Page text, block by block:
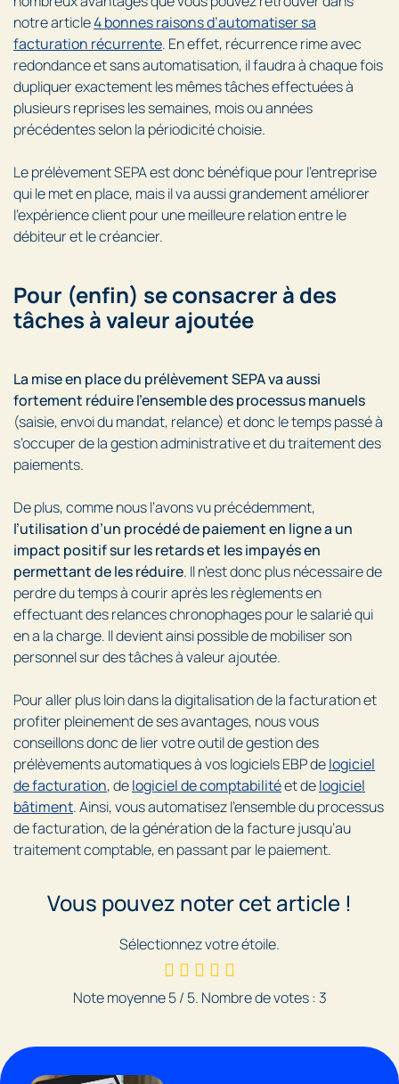
notre article4 bonnes raisons d’automatiser sa
facturation récurrente. En effet, récurrence rime avec
redondance et sans automatisation, il faudra à chaque fois
dupliquer exactement les mêmes tâches effectuées à
plusieurs reprises les semaines, mois ou années
précédentes selon la périodicité choisie.
Le prélèvement SEPA est donc bénéfique pour l’entreprise
qui le met en place, mais il va aussi grandement améliorer
l’expérience client pour une meilleure relation entre le
débiteur et le créancier.
Pour (enfin) se consacrer à des
tâches à valeur ajoutée
La mise en place du prélèvement SEPA va aussi
fortement réduire l’ensemble des processus manuels
(saisie, envoi du mandat, relance) et donc le temps passé à
s’occuper de la gestion administrative et du traitement des
paiements.
De plus, comme nous l’avons vu précédemment,
l’utilisation d’un procédé de paiement en ligne a un
impact positif sur les retards et les impayés en
permettant de les réduire. Il n’est donc plus nécessaire de
perdre du temps à courir après les règlements en
effectuant des relances chronophages pour le salarié qui
en a la charge. Il devient ainsi possible de mobiliser son
personnel sur des tâches à valeur ajoutée.
Pour aller plus loin dans la digitalisation de la facturation et
profiter pleinement de ses avantages, nous vous
conseillons donc de lier votre outil de gestion des
prélèvements automatiques à vos logiciels EBP delogiciel
de facturation, delogiciel de comptabilitéet delogiciel
bâtiment. Ainsi, vous automatisez l’ensemble du processus
de facturation, de la génération de la facture jusqu’au
traitement comptable, en passant par le paiement.
Vous pouvez noter cet article !
Sélectionnez votre étoile.
Note moyenne5/ 5. Nombre de votes : 3